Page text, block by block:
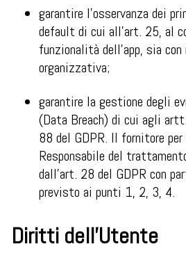
garantire l’osservanza dei
default di cui all’art. 25, al
funzionalità dell’app, sia
organizzativa;
garantire la gestione degli
(Data Breach) di cui agli
88 del GDPR. Il fornitore
Responsabile del
dall’art. 28 del GDPR con
previsto ai punti 1, 2, 3, 4.
Diritti dell’Utente